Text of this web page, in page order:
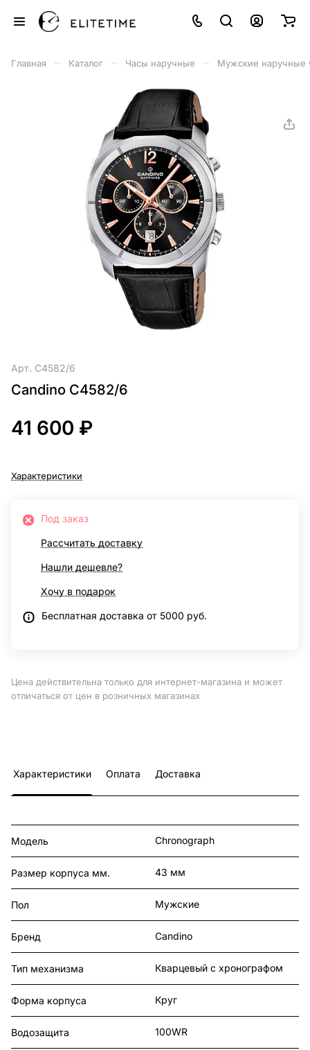
Главная Каталог Часы наручные Мужские наручные
Арт. C4582/6
Candino C4582/6
41 600 ₽
Характеристики
Под заказ
Рассчитать доставку
Нашли дешевле?
Хочу в подарок
Бесплатная доставка от 5000 руб.
Цена действительна только для интернет-магазина и может
отличаться от цен в розничных магазинах
Характеристики Оплата Доставка
Модель Chronograph
Размер корпуса мм. 43 мм
Пол Мужские
Бренд Candino
Тип механизма Кварцевый с хронографом
Форма корпуса Круг
Водозащита 100WR